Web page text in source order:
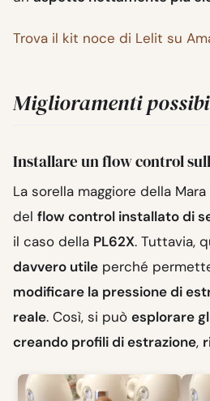
Trova il kit noce di Lelit su
Miglioramenti
Installare un flow control
La sorella maggiore della Mara
del flow control installato di
il caso della PL62X. Tuttavia,
davvero utile perché
modificare la pressione di
reale. Così, si può esplorare
creando profili di estrazione,